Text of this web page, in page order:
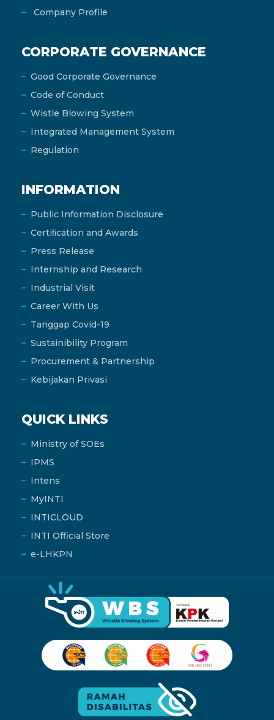
Company Profile
CORPORATE GOVERNANCE
Good Corporate Governance
Code of Conduct
Wistle Blowing System
Integrated Management System
Regulation
INFORMATION
Public Information Disclosure
Certiﬁcation and Awards
Press Release
Internship and Research
Industrial Visit
Career With Us
Tanggap Covid-19
Sustainibility Program
Procurement & Partnership
Kebijakan Privasi
QUICK LINKS
Ministry of SOEs
IPMS
Intens
MyINTI
INTICLOUD
INTI Official Store
e-LHKPN